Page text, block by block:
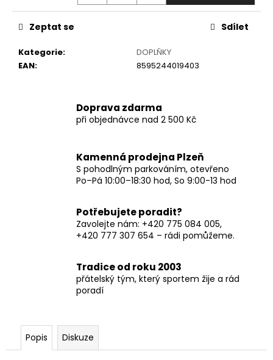
Kategorie:
DOPLŇKY
EAN: 8595244019403
Zeptat se Sdílet
Doprava zdarma
při objednávce nad 2 500 Kč
Kamenná prodejna Plzeň
S pohodlným parkováním, otevřeno
Po–Pá 10:00–18:30 hod, So 9:00-13 hod
Potřebujete poradit?
Zavolejte nám: +420 775 084 005,
+420 777 307 654 – rádi pomůžeme.
Tradice od roku 2003
přátelský tým, který sportem žije a rád
poradí
Popis Diskuze
r
u
u